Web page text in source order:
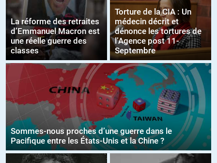
La réforme des retraites
d’Emmanuel Macron est
une réelle guerre des
classes
Torture de la CIA : Un
médecin décrit et
dénonce les tortures de
l’Agence post 11-
Septembre
Sommes-nous proches d’une guerre dans le
Pacifique entre les États-Unis et la Chine ?